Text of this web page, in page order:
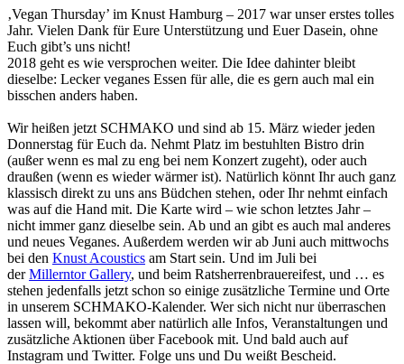
‚Vegan Thursday’ im Knust Hamburg – 2017 war unser erstes tolles
Jahr. Vielen Dank für Eure Unterstützung und Euer Dasein, ohne
Euch gibt’s uns nicht!
2018 geht es wie versprochen weiter. Die Idee dahinter bleibt
dieselbe: Lecker veganes Essen für alle, die es gern auch mal ein
bisschen anders haben.
Wir heißen jetzt SCHMAKO und sind ab 15. März wieder jeden
Donnerstag für Euch da. Nehmt Platz im bestuhlten Bistro drin
(außer wenn es mal zu eng bei nem Konzert zugeht), oder auch
draußen (wenn es wieder wärmer ist). Natürlich könnt Ihr auch ganz
klassisch direkt zu uns ans Büdchen stehen, oder Ihr nehmt einfach
was auf die Hand mit. Die Karte wird – wie schon letztes Jahr –
nicht immer ganz dieselbe sein. Ab und an gibt es auch mal anderes
und neues Veganes. Außerdem werden wir ab Juni auch mittwochs
bei den Knust Acoustics am Start sein. Und im Juli bei
derMillerntor Gallery, und beim Ratsherrenbrauereifest, und … es
stehen jedenfalls jetzt schon so einige zusätzliche Termine und Orte
in unserem SCHMAKO-Kalender. Wer sich nicht nur überraschen
lassen will, bekommt aber natürlich alle Infos, Veranstaltungen und
zusätzliche Aktionen über Facebook mit. Und bald auch auf
Instagram und Twitter. Folge uns und Du weißt Bescheid.